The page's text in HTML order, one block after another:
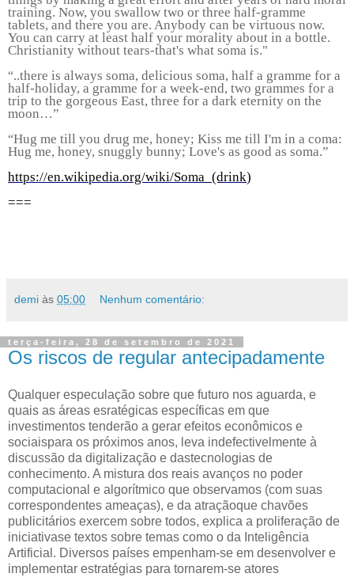
training. Now, you swallow two or three half-gramme
tablets, and there you are. Anybody can be virtuous now.
You can carry at least half your morality about in a bottle.
Christianity without tears-that's what soma is."
“..there is always soma, delicious soma, half a gramme for a
half-holiday, a gramme for a week-end, two grammes for a
trip to the gorgeous East, three for a dark eternity on the
moon…”
“Hug me till you drug me, honey; Kiss me till I'm in a coma:
Hug me, honey, snuggly bunny; Love's as good as soma.”
https://en.wikipedia.org/wiki/Soma_(drink)
===
demi às 05:00 Nenhum comentário:
terça-feira, 28 de setembro de 2021
Os riscos de regular antecipadamente
Qualquer especulação sobre que futuro nos aguarda, e
quais as áreas esratégicas específicas em que
investimentos tenderão a gerar efeitos econômicos e
sociaispara os próximos anos, leva indefectivelmente à
discussão da digitalização e dastecnologias de
conhecimento. A mistura dos reais avanços no poder
computacional e algorítmico que observamos (com suas
correspondentes ameaças), e da atraçãoque chavões
publicitários exercem sobre todos, explica a proliferação de
iniciativase textos sobre temas como o da Inteligência
Artificial. Diversos países empenham-se em desenvolver e
implementar estratégias para tornarem-se atores